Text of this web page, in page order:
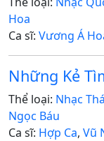
Hoa
Ca sĩ: Vương Á
Những Kẻ
Thể loại: Nhạc
Ngọc Báu
Ca sĩ: Hợp Ca, Vũ